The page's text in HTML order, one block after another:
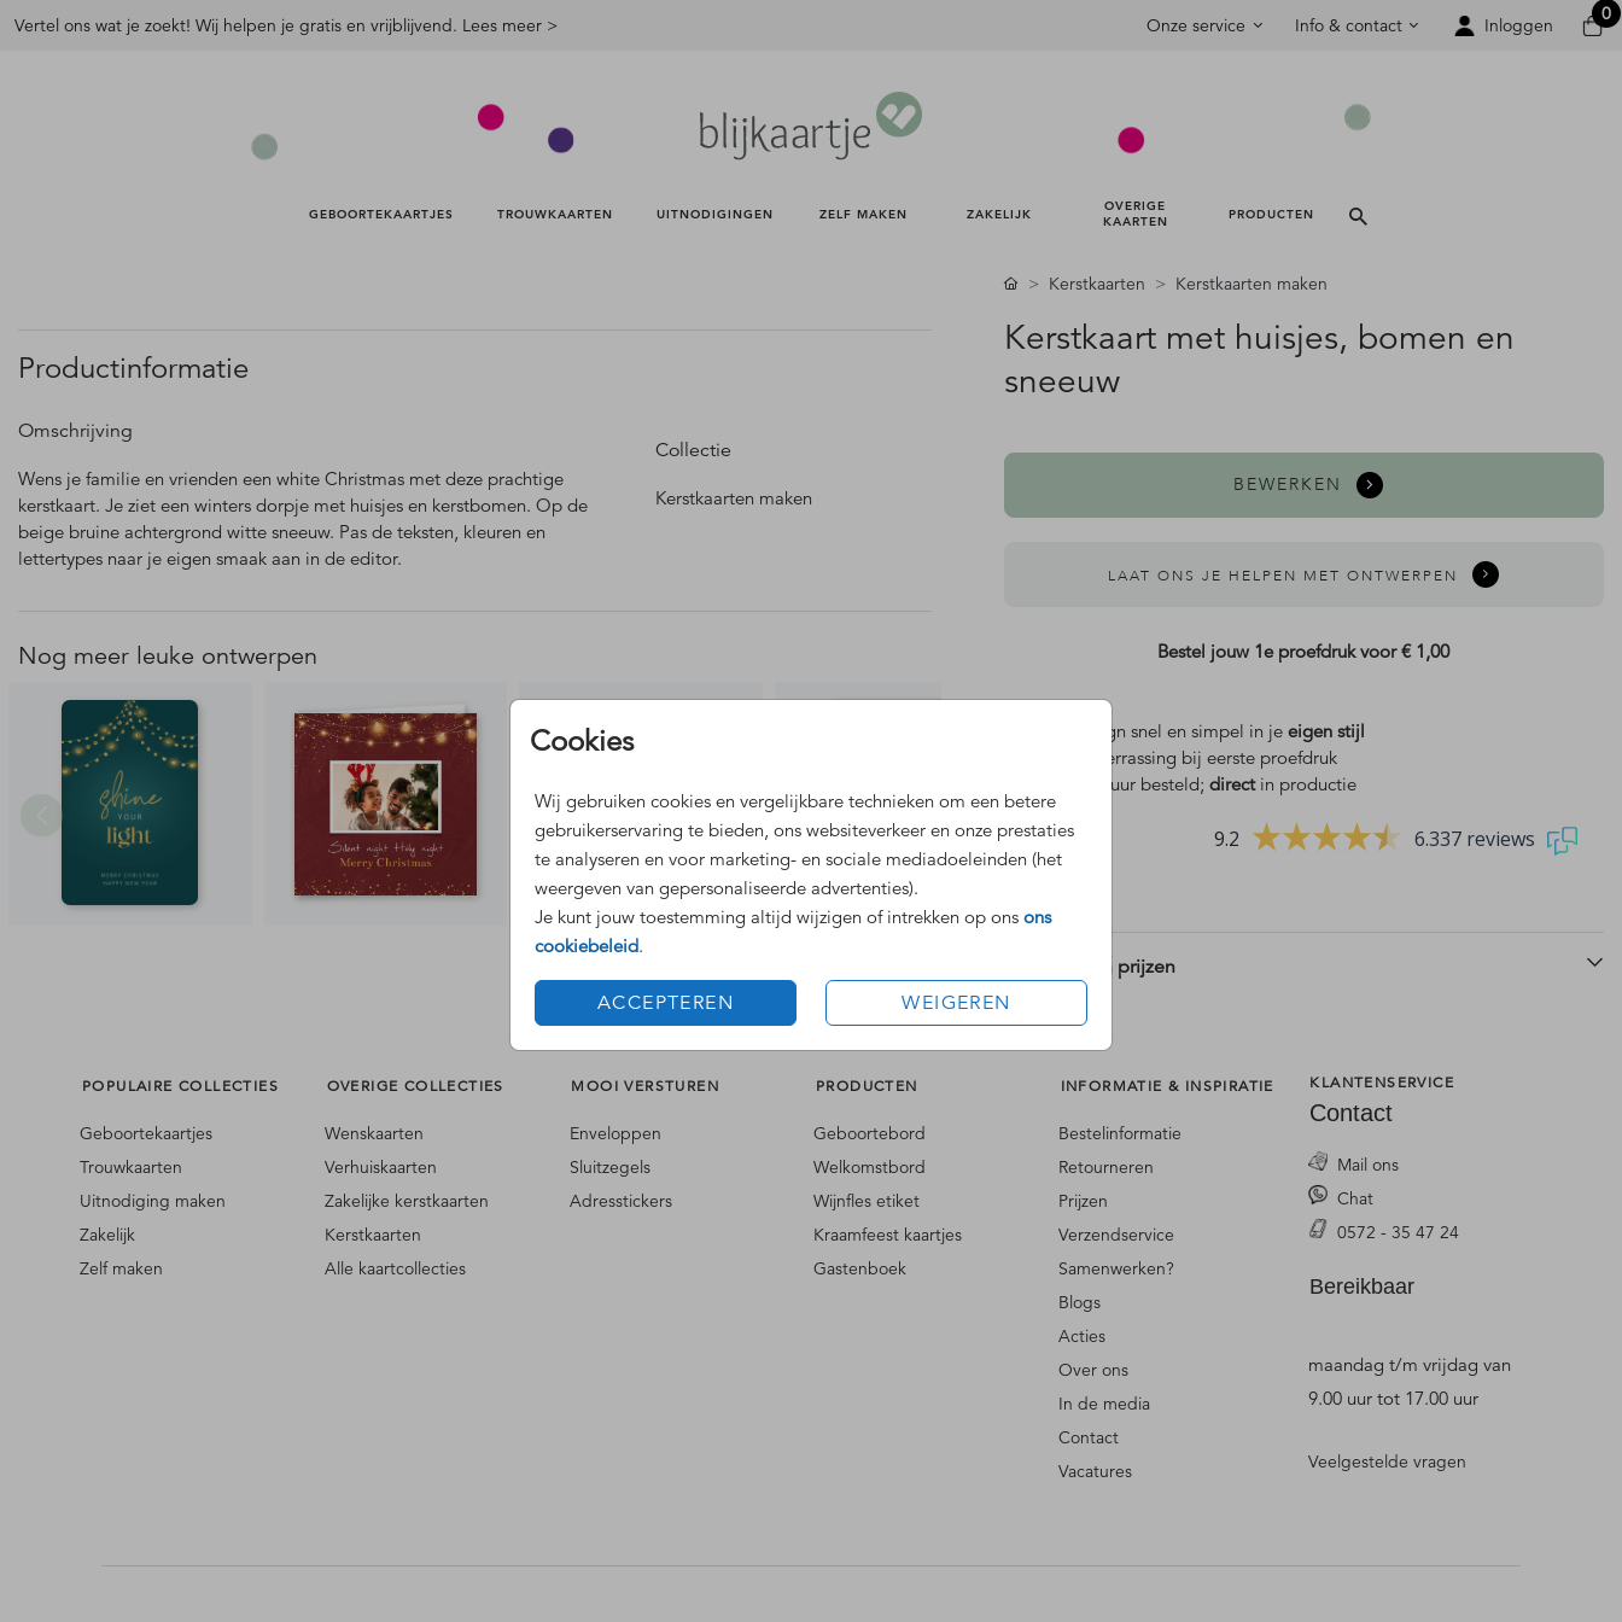
Vertel ons wat je zoekt! Wij helpen je gratis en vrijblijvend. Lees meer > Onze service Info & contact Inloggen
0
GEBOORTEKAARTJES TROUWKAARTEN UITNODIGINGEN ZELF MAKEN ZAKELIJK
OVERIGE
KAARTEN
PRODUCTEN
Cookies
Wij gebruiken cookies en vergelijkbare technieken om een betere
gebruikerservaring te bieden, ons websiteverkeer en onze prestaties
te analyseren en voor marketing- en sociale mediadoeleinden (het
weergeven van gepersonaliseerde advertenties).
Je kunt jouw toestemming altijd wijzigen of intrekken op ons ons
cookiebeleid.
ACCEPTEREN WEIGEREN
Productinformatie
Omschrijving
Wens je familie en vrienden een white Christmas met deze prachtige
kerstkaart. Je ziet een winters dorpje met huisjes en kerstbomen. Op de
beige bruine achtergrond witte sneeuw. Pas de teksten, kleuren en
lettertypes naar je eigen smaak aan in de editor.
Collectie
Kerstkaarten maken
Nog meer leuke ontwerpen
Kerstkaarten Kerstkaarten maken
Kerstkaart met huisjes, bomen en
sneeuw
BEWERKEN
LAAT ONS JE HELPEN MET ONTWERPEN
Bestel jouw 1e proefdruk voor€ 1,00
Dit design snel en simpel in je eigen stijl
verrassing bij eerste proefdruk
Voor 18 uur besteld; directin productie
9.2 6.337 reviews
Formaten en prijzen
POPULAIRE COLLECTIES
Geboortekaartjes
Trouwkaarten
Uitnodiging maken
Zakelijk
Zelf maken
OVERIGE COLLECTIES
Wenskaarten
Verhuiskaarten
Zakelijke kerstkaarten
Kerstkaarten
Alle kaartcollecties
MOOI VERSTUREN
Enveloppen
Sluitzegels
Adresstickers
PRODUCTEN
Geboortebord
Welkomstbord
Wijnfles etiket
Kraamfeest kaartjes
Gastenboek
INFORMATIE & INSPIRATIE
Bestelinformatie
Retourneren
Prijzen
Verzendservice
Samenwerken?
Blogs
Acties
Over ons
In de media
Contact
Vacatures
KLANTENSERVICE
Contact
Mail ons
Chat
0572 - 35 47 24
Bereikbaar
maandag t/m vrijdag van
9.00 uur tot 17.00 uur
Veelgestelde vragen